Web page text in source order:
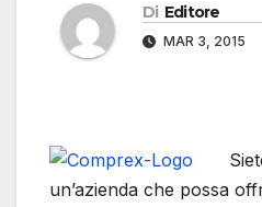
Di Editore
MAR 3, 2015
un’azienda che possa